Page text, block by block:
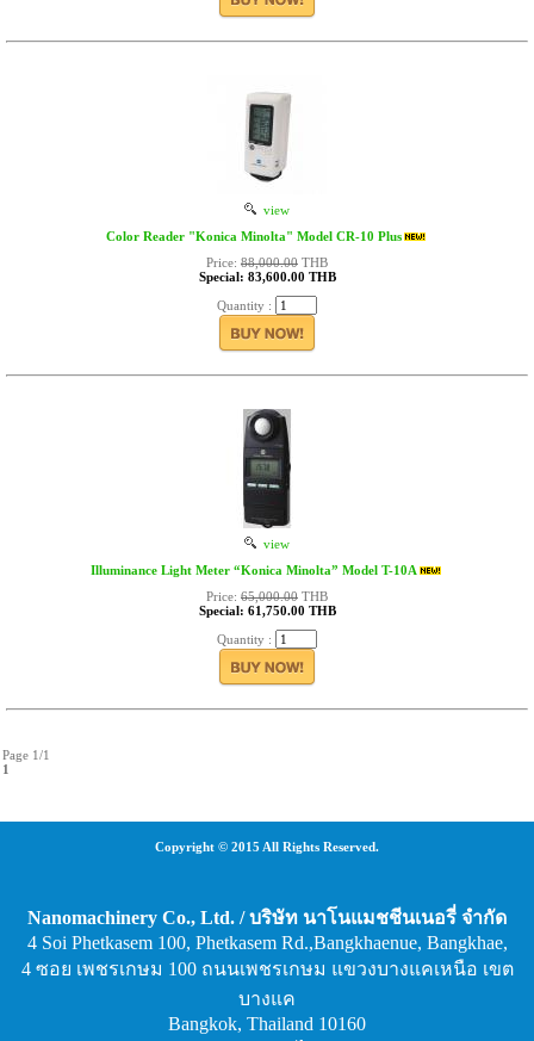
view
Color Reader "Konica Minolta" Model CR-10 Plus
Price: 88,000.00 THB
Special: 83,600.00 THB
Quantity :
view
Illuminance Light Meter “Konica Minolta” Model T-10A
Price: 65,000.00 THB
Special: 61,750.00 THB
Quantity :
Page 1/1
1
Copyright © 2015 All Rights Reserved.
Nanomachinery Co., Ltd. / บริษัท นาโนแมชชีนเนอรี่ จำกัด
4 Soi Phetkasem 100, Phetkasem Rd.,Bangkhaenue, Bangkhae,
4 ซอย เพชรเกษม 100 ถนนเพชรเกษม แขวงบางแคเหนือ เขต
บางแค
Bangkok, Thailand 10160